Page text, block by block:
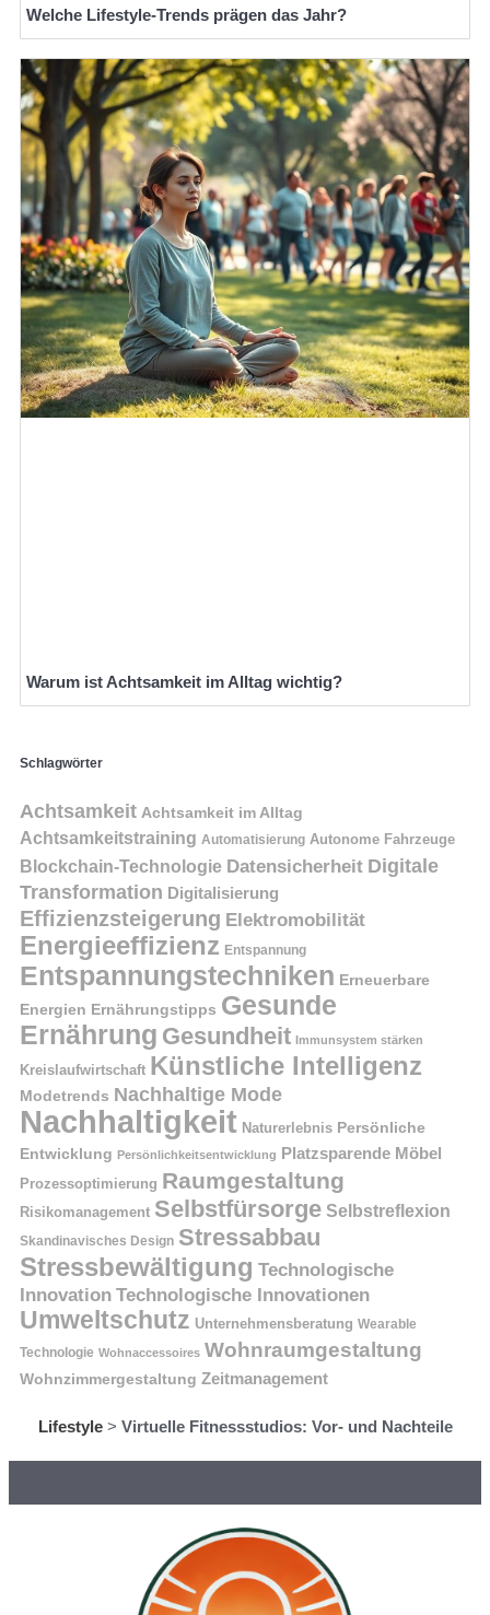
Welche Lifestyle-Trends prägen das Jahr?
Warum ist Achtsamkeit im Alltag wichtig?
Schlagwörter
Achtsamkeit Achtsamkeit im Alltag
Achtsamkeitstraining Automatisierung Autonome Fahrzeuge
Blockchain-Technologie Datensicherheit Digitale
Transformation Digitalisierung
Effizienzsteigerung Elektromobilität
Energieeffizienz Entspannung
Entspannungstechniken Erneuerbare
Energien Ernährungstipps Gesunde
Ernährung Gesundheit Immunsystem stärken
Kreislaufwirtschaft Künstliche Intelligenz
Modetrends Nachhaltige Mode
Nachhaltigkeit Naturerlebnis Persönliche
Entwicklung Persönlichkeitsentwicklung Platzsparende Möbel
Prozessoptimierung Raumgestaltung
Risikomanagement Selbstfürsorge Selbstreflexion
Skandinavisches Design Stressabbau
Stressbewältigung Technologische
Innovation Technologische Innovationen
Umweltschutz Unternehmensberatung Wearable
Technologie Wohnaccessoires Wohnraumgestaltung
Wohnzimmergestaltung Zeitmanagement
Lifestyle> Virtuelle Fitnessstudios: Vor- und Nachteile